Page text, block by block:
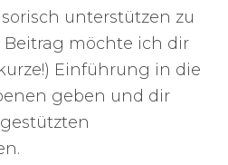
unterstützen zu
möchte ich dir
Einführung in die
geben und dir